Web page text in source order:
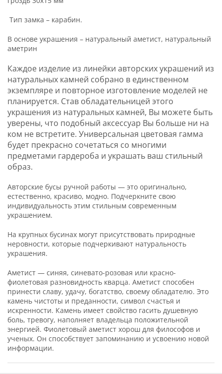
Тип замка – карабин.
В основе украшения – натуральный аметист, натуральный
аметрин
Каждое изделие из линейки авторских украшений из
натуральных камней собрано в единственном
экземпляре и повторное изготовление моделей не
планируется. Став обладательницей этого
украшения из натуральных камней, Вы можете быть
уверены, что подобный аксессуар Вы больше ни на
ком не встретите. Универсальная цветовая гамма
будет прекрасно сочетаться со многими
предметами гардероба и украшать ваш стильный
образ.
Авторские бусы ручной работы — это оригинально,
естественно, красиво, модно. Подчеркните свою
индивидуальность этим стильным современным
украшением.
На крупных бусинах могут присутствовать природные
неровности, которые подчеркивают натуральность
украшения.
Аметист — синяя, синевато-розовая или красно-
фиолетовая разновидность кварца. Аметист способен
принести славу, удачу, богатство, своему обладателю. Это
камень чистоты и преданности, символ счастья и
искренности. Камень имеет свойство гасить душевную
боль, тревогу, наполняет владельца положительной
энергией. Фиолетовый аметист хорош для философов и
ученых. Он способствует запоминанию и усвоению новой
информации.